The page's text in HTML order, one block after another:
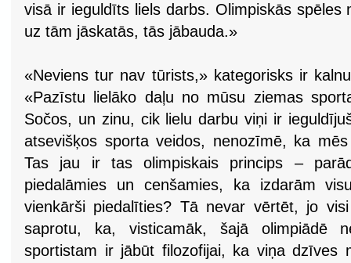
visā ir ieguldīts liels darbs. Olimpiskās
uz tām jāskatās, tās jābauda.»
«Neviens tur nav tūrists,» kategorisks ir
«Pazīstu lielāko daļu no mūsu ziemas
Sočos, un zinu, cik lielu darbu viņi ir
atsevišķos sporta veidos, nenozīmē, ka
Tas jau ir tas olimpiskais princips –
piedalāmies un cenšamies, ka izdarām
vienkārši piedalīties? Tā nevar vērtēt, jo
saprotu, ka, visticamāk, šajā olimpiādē
sportistam ir jābūt filozofijai, ka viņa dzīves